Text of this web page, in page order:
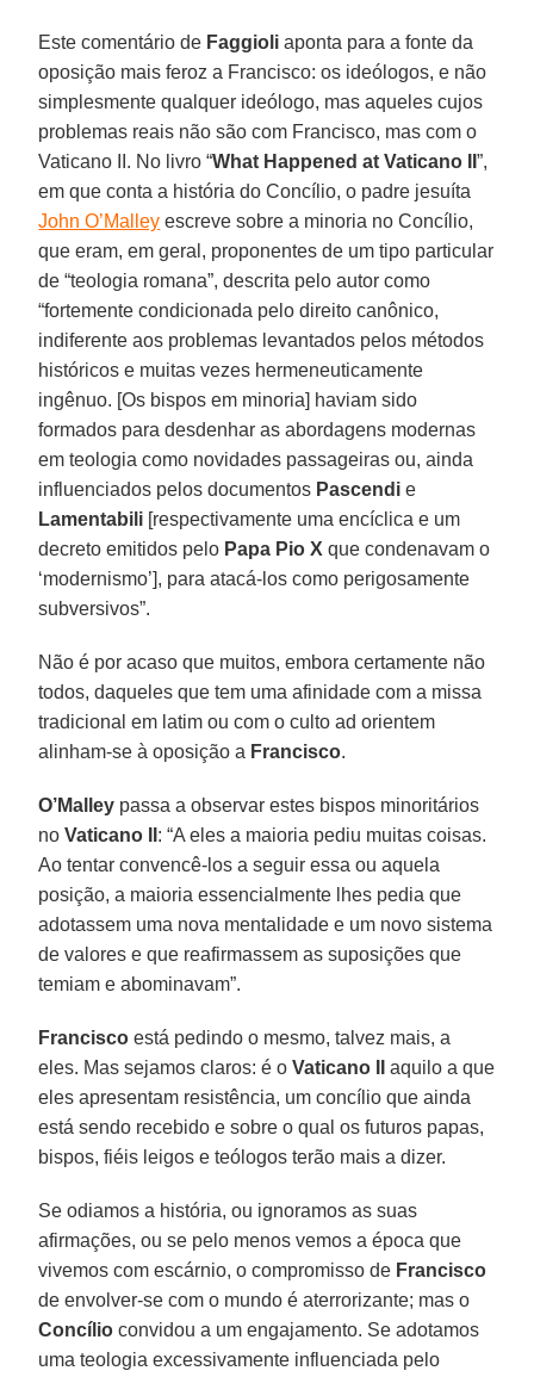
Este comentário de Faggioli aponta para a fonte da
oposição mais feroz a Francisco: os ideólogos, e não
simplesmente qualquer ideólogo, mas aqueles cujos
problemas reais não são com Francisco, mas com o
Vaticano II. No livro “What Happened at Vaticano II”,
em que conta a história do Concílio, o padre jesuíta
John O’Malley escreve sobre a minoria no Concílio,
que eram, em geral, proponentes de um tipo particular
de “teologia romana”, descrita pelo autor como
“fortemente condicionada pelo direito canônico,
indiferente aos problemas levantados pelos métodos
históricos e muitas vezes hermeneuticamente
ingênuo. [Os bispos em minoria] haviam sido
formados para desdenhar as abordagens modernas
em teologia como novidades passageiras ou, ainda
influenciados pelos documentos Pascendi e
Lamentabili [respectivamente uma encíclica e um
decreto emitidos pelo Papa Pio X que condenavam o
‘modernismo’], para atacá-los como perigosamente
subversivos”.
Não é por acaso que muitos, embora certamente não
todos, daqueles que tem uma afinidade com a missa
tradicional em latim ou com o culto ad orientem
alinham-se à oposição a Francisco.
O’Malley passa a observar estes bispos minoritários
noVaticano II : “A eles a maioria pediu muitas coisas.
Ao tentar convencê-los a seguir essa ou aquela
posição, a maioria essencialmente lhes pedia que
adotassem uma nova mentalidade e um novo sistema
de valores e que reafirmassem as suposições que
temiam e abominavam”.
Francisco está pedindo o mesmo, talvez mais, a
eles. Mas sejamos claros: é oVaticano II
aquilo a que
eles apresentam resistência, um concílio que ainda
está sendo recebido e sobre o qual os futuros papas,
bispos, fiéis leigos e teólogos terão mais a dizer.
Se odiamos a história, ou ignoramos as suas
afirmações, ou se pelo menos vemos a época que
vivemos com escárnio, o compromisso de Francisco
de envolver-se com o mundo é aterrorizante; mas o
Concílio convidou a um engajamento. Se adotamos
uma teologia excessivamente influenciada pelo